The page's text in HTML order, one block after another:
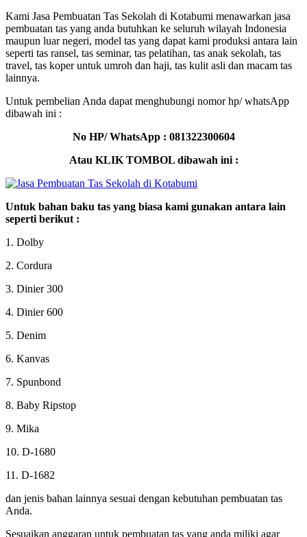
Kami Jasa Pembuatan Tas Sekolah di Kotabumi menawarkan jasa
pembuatan tas yang anda butuhkan ke seluruh wilayah Indonesia
maupun luar negeri, model tas yang dapat kami produksi antara lain
seperti tas ransel, tas seminar, tas pelatihan, tas anak sekolah, tas
travel, tas koper untuk umroh dan haji, tas kulit asli dan macam tas
lainnya.
Untuk pembelian Anda dapat menghubungi nomor hp/ whatsApp
dibawah ini :
No HP/ WhatsApp : 081322300604
Atau KLIK TOMBOL dibawah ini :
Untuk bahan baku tas yang biasa kami gunakan antara lain
seperti berikut :
1. Dolby
2. Cordura
3. Dinier 300
4. Dinier 600
5. Denim
6. Kanvas
7. Spunbond
8. Baby Ripstop
9. Mika
10. D-1680
11. D-1682
dan jenis bahan lainnya sesuai dengan kebutuhan pembuatan tas
Anda.
Sesuaikan anggaran untuk pembuatan tas yang anda miliki agar